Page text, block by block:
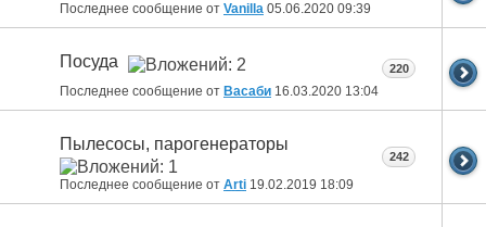
Последнее сообщение от Vanilla 05.06.2020 09:39
Посуда
Последнее сообщение от Васаби 16.03.2020 13:04
220
Пылесосы, парогенераторы
Последнее сообщение от Arti 19.02.2019 18:09
242